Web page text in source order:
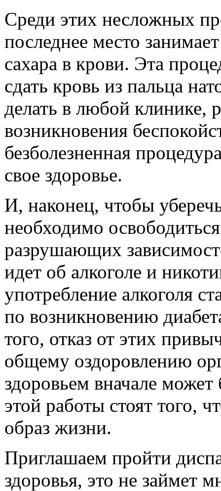
Среди этих несложных
последнее место
сахара в крови. Эта
сдать кровь из пальца
делать в любой клинике,
возникновения
безболезненная
свое здоровье.
И, наконец, чтобы
необходимо
разрушающих
идет об алкоголе и
употребление алкоголя
по возникновению
того, отказ от этих
общему оздоровлению
здоровьем вначале
этой работы стоят того,
образ жизни.
Приглашаем пройти
здоровья, это не займет